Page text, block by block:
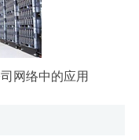
网络中的应用